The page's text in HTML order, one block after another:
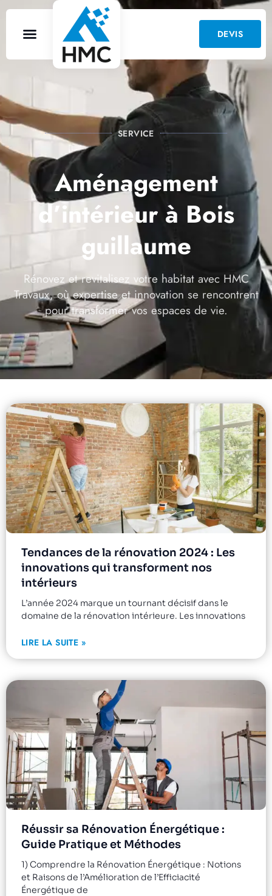
DEVIS
SERVICE
Aménagement
d’intérieur à Bois
guillaume
Rénovez et revitalisez votre habitat avec HMC
Travaux, où expertise et innovation se rencontrent
pour transformer vos espaces de vie.
Tendances de la rénovation 2024 : Les
innovations qui transforment nos
intérieurs
L’année 2024 marque un tournant décisif dans le
domaine de la rénovation intérieure. Les innovations
LIRE LA SUITE »
Réussir sa Rénovation Énergétique :
Guide Pratique et Méthodes
1) Comprendre la Rénovation Énergétique : Notions
et Raisons de l’Amélioration de l’Efficiacité
Énergétique de